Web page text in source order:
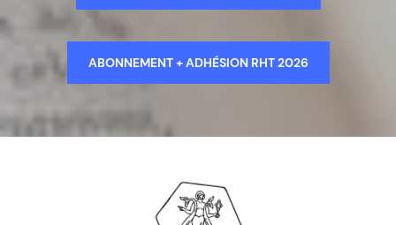
ABONNEMENT + ADHÉSION RHT 2026